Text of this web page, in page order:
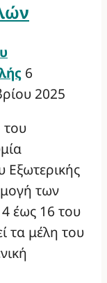
6
2025
του
των
έως 16 του
τα μέλη του